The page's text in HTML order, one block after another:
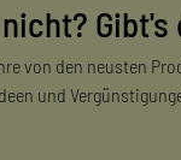
Gibt's
von den neusten
und